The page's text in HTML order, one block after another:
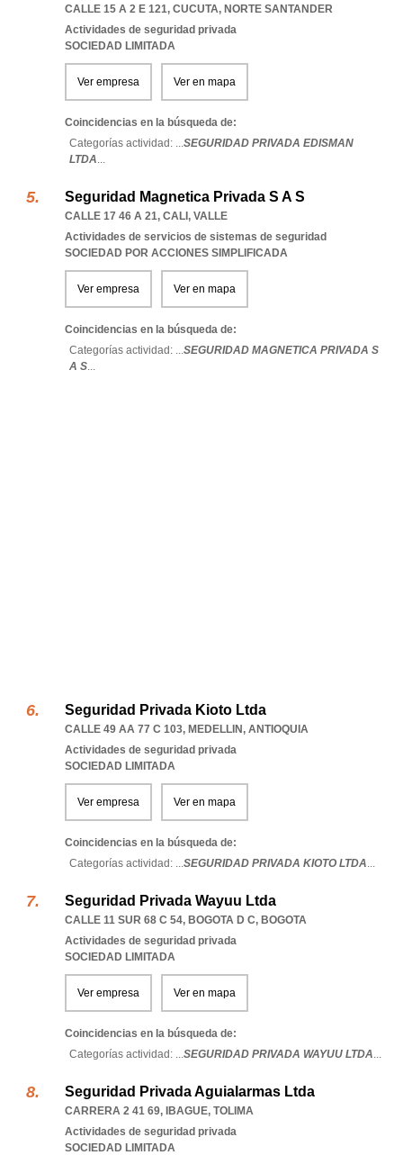
CALLE 15 A 2 E 121, CUCUTA, NORTE SANTANDER
Actividades de seguridad privada
SOCIEDAD LIMITADA
Ver empresa Ver en mapa
Coincidencias en la búsqueda de:
Categorías actividad: ...SEGURIDAD PRIVADA EDISMAN
LTDA...
Seguridad Magnetica Privada S A S
CALLE 17 46 A 21, CALI , VALLE
Actividades de servicios de sistemas de seguridad
SOCIEDAD POR ACCIONES SIMPLIFICADA
Ver empresa Ver en mapa
Coincidencias en la búsqueda de:
Categorías actividad: ...SEGURIDAD MAGNETICA PRIVADA S
A S...
Seguridad Privada Kioto Ltda
CALLE 49 AA 77 C 103, MEDELLIN, ANTIOQUIA
Actividades de seguridad privada
SOCIEDAD LIMITADA
Ver empresa Ver en mapa
Coincidencias en la búsqueda de:
Categorías actividad: ...SEGURIDAD PRIVADA KIOTO LTDA...
Seguridad Privada Wayuu Ltda
CALLE 11 SUR 68 C 54, BOGOTA D C, BOGOTA
Actividades de seguridad privada
SOCIEDAD LIMITADA
Ver empresa Ver en mapa
Coincidencias en la búsqueda de:
Categorías actividad: ...SEGURIDAD PRIVADA WAYUU LTDA...
Seguridad Privada Aguialarmas Ltda
CARRERA 2 41 69, IBAGUE, TOLIMA
Actividades de seguridad privada
SOCIEDAD LIMITADA